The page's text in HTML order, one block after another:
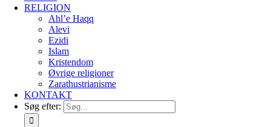
RELIGION
Ahl’e Haqq
Alevi
Ezidi
Islam
Kristendom
Øvrige religioner
Zarathustrianisme
KONTAKT
Søg efter: